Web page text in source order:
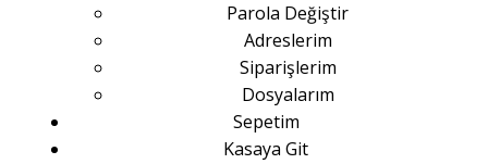
Parola Değiştir
Adreslerim
Siparişlerim
Dosyalarım
Sepetim
Kasaya Git